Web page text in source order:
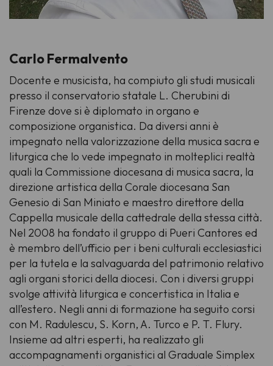
Carlo Fermalvento
Docente e musicista, ha compiuto gli studi musicali
presso il conservatorio statale L. Cherubini di
Firenze dove si è diplomato in organo e
composizione organistica. Da diversi anni è
impegnato nella valorizzazione della musica sacra e
liturgica che lo vede impegnato in molteplici realtà
quali la Commissione diocesana di musica sacra, la
direzione artistica della Corale diocesana San
Genesio di San Miniato e maestro direttore della
Cappella musicale della cattedrale della stessa città.
Nel 2008 ha fondato il gruppo di Pueri Cantores ed
è membro dell’ufficio per i beni culturali ecclesiastici
per la tutela e la salvaguarda del patrimonio relativo
agli organi storici della diocesi. Con i diversi gruppi
svolge attività liturgica e concertistica in Italia e
all’estero. Negli anni di formazione ha seguito corsi
con M. Radulescu, S. Korn, A. Turco e P. T. Flury.
Insieme ad altri esperti, ha realizzato gli
accompagnamenti organistici al Graduale Simplex